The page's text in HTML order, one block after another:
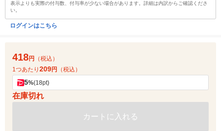
表示よりも実際の付与数、付与率が少ない場合があります。詳細は内訳からご確認くださ
い。
ログインはこちら
418円
（税込）
1つあたり 209円 （税込）
5%(18pt)
在庫切れ
カートに入れる